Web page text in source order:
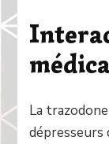
La
dépresseurs